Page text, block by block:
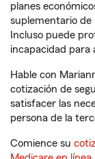
planes
suplementario de
Incluso puede
incapacidad para
Hable con
cotización de
satisfacer las
persona de la
Comience su